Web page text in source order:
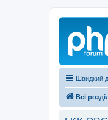
Швидкий
Всі